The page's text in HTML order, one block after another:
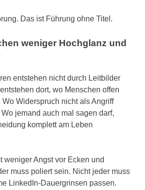
Das ist Führung ohne Titel.
weniger Hochglanz und
entstehen nicht durch Leitbilder
dort, wo Menschen offen
Widerspruch nicht als Angriff
jemand auch mal sagen darf,
komplett am Leben
weniger Angst vor Ecken und
muss poliert sein. Nicht jeder muss
LinkedIn-Dauergrinsen passen.